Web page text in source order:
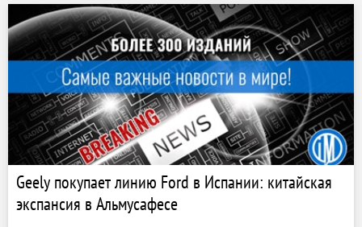
Geely покупает линию Ford в Испании: китайская
экспансия в Альмусафесе